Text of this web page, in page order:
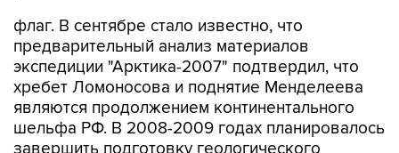
флаг. В сентябре стало известно, что
предварительный анализ материалов
экспедиции "Арктика-2007" подтвердил, что
хребет Ломоносова и поднятие Менделеева
являются продолжением континентального
шельфа РФ. В 2008-2009 годах планировалось